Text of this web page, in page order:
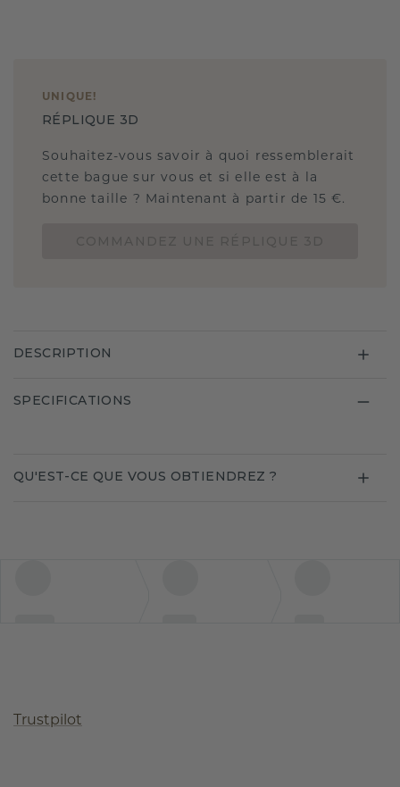
UNIQUE !
RÉPLIQUE 3D
Souhaitez-vous savoir à quoi ressemblerait
cette bague sur vous et si elle est à la
bonne taille ? Maintenant à partir de 15 €.
DESCRIPTION
SPECIFICATIONS
QU'EST-CE QUE VOUS OBTIENDREZ ?
Trustpilot